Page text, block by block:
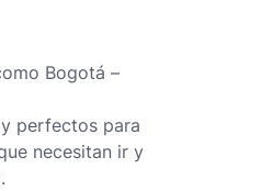
Bogotá –
perfectos para
necesitan ir y